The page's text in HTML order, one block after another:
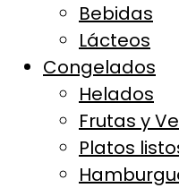
Bebidas
Lácteos
Congelados
Helados
Frutas y
Platos